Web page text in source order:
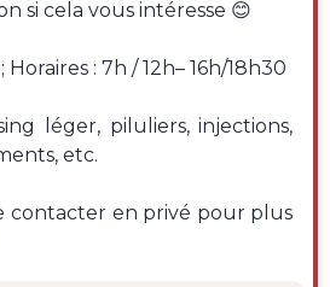
si cela vous intéresse 😊
Tournée agréable; Horaires : 7h / 12h– 16h/18h30
léger, piluliers, injections,
etc.
contacter en privé pour plus